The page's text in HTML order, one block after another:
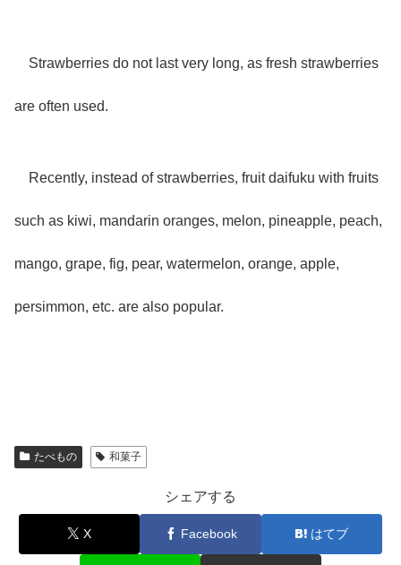
Strawberries do not last very long, as fresh strawberries
are often used.
Recently, instead of strawberries, fruit daifuku with fruits
such as kiwi, mandarin oranges, melon, pineapple, peach,
mango, grape, fig, pear, watermelon, orange, apple,
persimmon, etc. are also popular.
たべもの 和菓子
シェアする
X Facebook はてブ